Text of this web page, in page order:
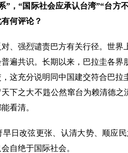
”，“国际社会应承认台湾”“台方
何评论？
、强烈谴责巴方有关行径。世
遍共识。长期以来，巴拉圭各
这充分说明同中国建交符合巴
下之大不韪公然窜台为赖清德
看清。
日改弦更张、认清大势、顺应
自绝于国际社会。